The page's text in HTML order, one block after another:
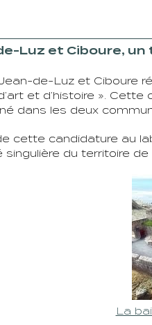
Luz et Ciboure,
de-Luz et Ciboure
et d’histoire ».
dans les deux
cette candidature au
singulière du territoire
La